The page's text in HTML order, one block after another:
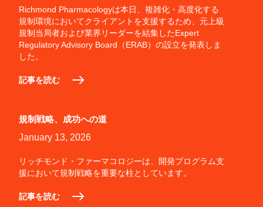
Richmond Pharmacologyは本日、複雑化・高度化する
規制環境においてクライアントを支援するため、元上級
規制当局者および業界リーダーを結集したExpert
Regulatory Advisory Board（ERAB）の設立を発表しま
した。
記事を読む
規制戦略、成功への道
January 13, 2026
リッチモンド・ファーマコロジーは、開発プログラム支
援において規制戦略を重要な柱としています。
記事を読む